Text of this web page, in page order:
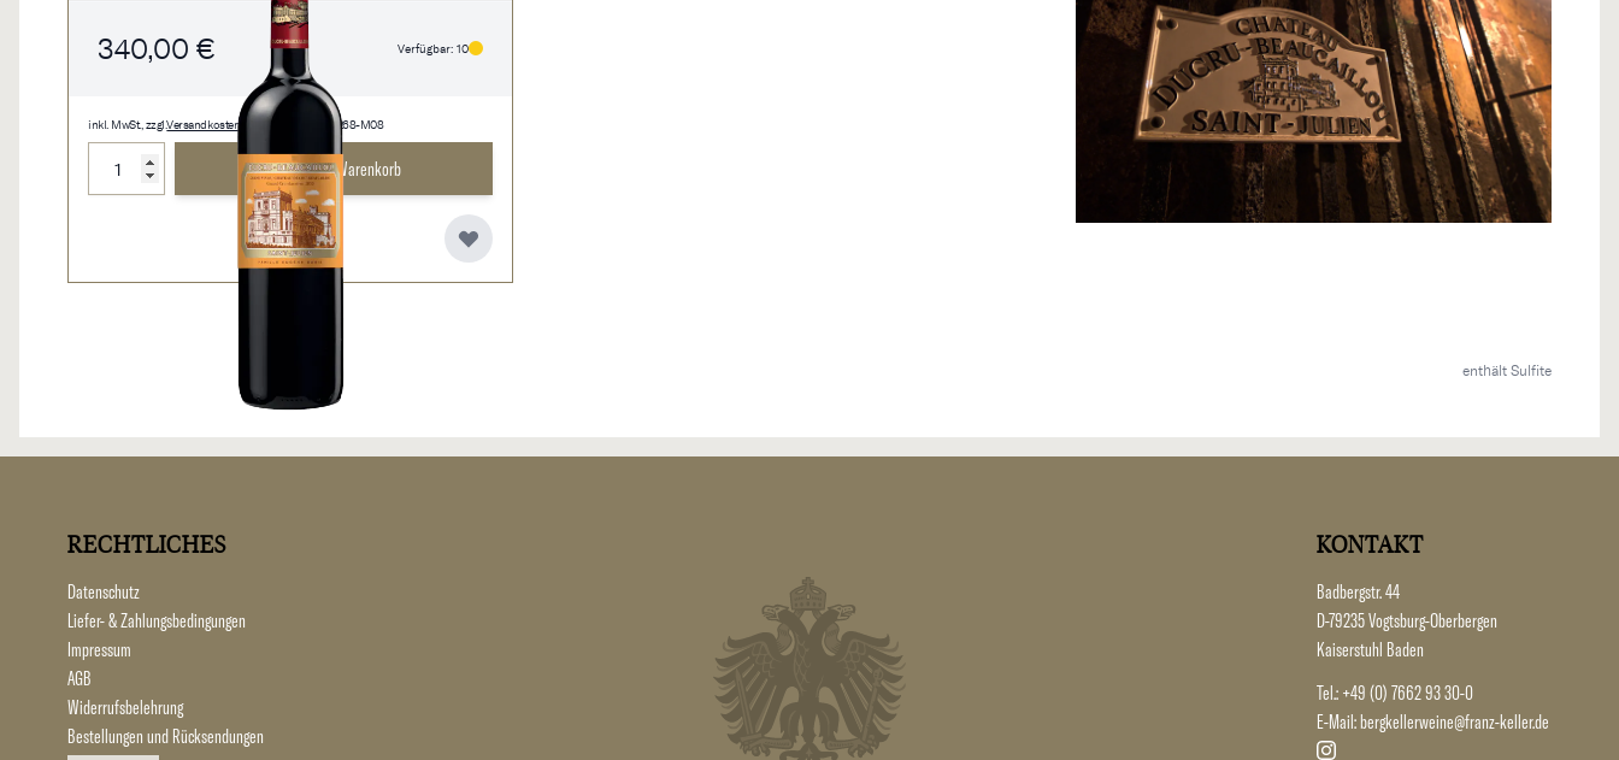
340,00 € Verfügbar: 10
inkl. MwSt., zzgl.Versandkosten • 1,5 l • 226,67 €/l • 1268-M08
In den Warenkorb
enthält Sulfite
RECHTLICHES
Datenschutz
Liefer- & Zahlungsbedingungen
Impressum
AGB
Widerrufsbelehrung
Bestellungen und Rücksendungen
KONTAKT
Badbergstr. 44
D-79235 Vogtsburg-Oberbergen
Kaiserstuhl Baden
Tel.: +49 (0) 7662 93 30-0
E-Mail:bergkellerweine@franz-keller.de